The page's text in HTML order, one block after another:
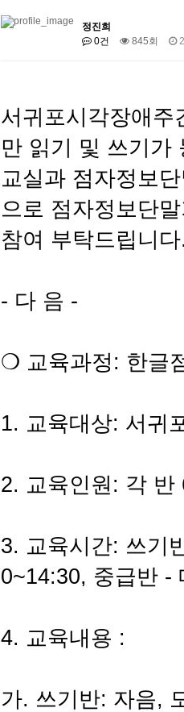
정진희
0건
845회
서귀포시각장애주
만 읽기 및 쓰기가
교실과 점자정보
으로 점자정보단
참여 부탁드립니
- 다 음 -
❍ 교육과정: 한글
1. 교육대상: 서귀
2. 교육인원: 각 반
3. 교육시간: 쓰기
0~14:30, 중급반 -
4. 교육내용 :
가. 쓰기반: 자음,